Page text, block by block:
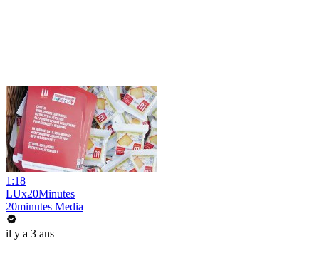
1:18
LUx20Minutes
20minutes Media
il y a 3 ans